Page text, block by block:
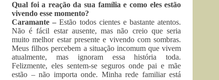
Qual foi a reação da sua família e como eles estão
vivendo esse momento?
Caramante – Estão todos cientes e bastante atentos.
Não é fácil estar ausente, mas não creio que seria
muito melhor estar presente e vivendo com sombras.
Meus filhos percebem a situação incomum que vivem
atualmente, mas ignoram essa história toda.
Felizmente, eles sentem-se seguros onde pai e mãe
estão – não importa onde. Minha rede familiar está